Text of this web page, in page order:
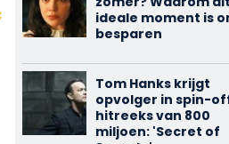
ideale moment is
besparen
Tom Hanks krijgt
opvolger in spin-
hitreeks van 800
miljoen: 'Secret of